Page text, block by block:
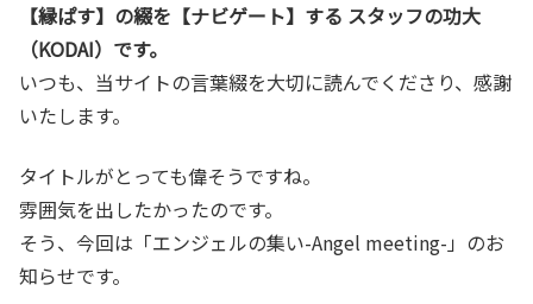
【縁ぱす】の綴を【ナビゲート】する スタッフの功大
（KODAI）です。
いつも、当サイトの言葉綴を大切に読んでくださり、感謝
いたします。
タイトルがとっても偉そうですね。
雰囲気を出したかったのです。
そう、今回は「エンジェルの集い-Angel meeting-」のお
知らせです。